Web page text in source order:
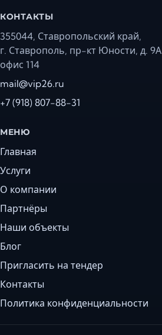
КОНТАКТЫ
355044, Ставропольский край,
г. Ставрополь, пр-кт Юности, д. 9А
офис 114
mail@vip26.ru
+7 (918) 807-88-31
МЕНЮ
Главная
Услуги
О компании
Партнёры
Наши объекты
Блог
Пригласить на тендер
Контакты
Политика конфиденциальности